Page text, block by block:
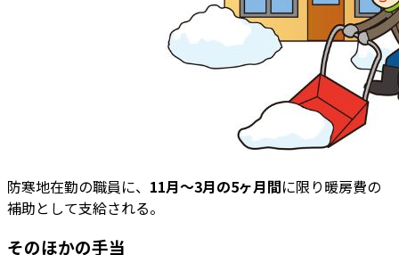
防寒地在勤の職員に、 11月〜3月の5ヶ月間に限り暖房費の
補助として支給される。
そのほかの手当